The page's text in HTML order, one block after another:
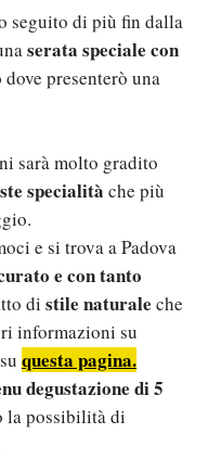
seguito di più fin dalla
serata speciale con
dove presenterò una
sarà molto gradito
specialità che più
e si trova a Padova
e con tanto
di stile naturale che
informazioni su
questa pagina.
degustazione di 5
la possibilità di